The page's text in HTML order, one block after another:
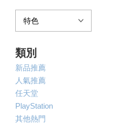
類別
新品推薦
人氣推薦
任天堂
PlayStation
其他熱門